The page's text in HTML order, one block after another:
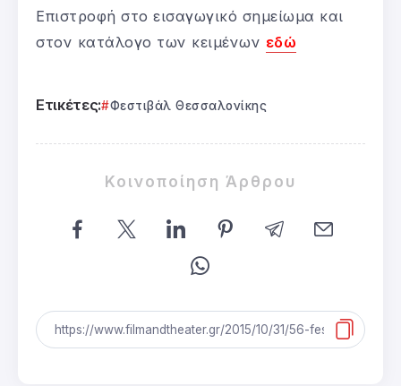
Επιστροφή στο εισαγωγικό σημείωμα και
στον κατάλογο των κειμένων εδώ
Ετικέτες: Φεστιβάλ Θεσσαλονίκης
Κοινοποίηση Άρθρου